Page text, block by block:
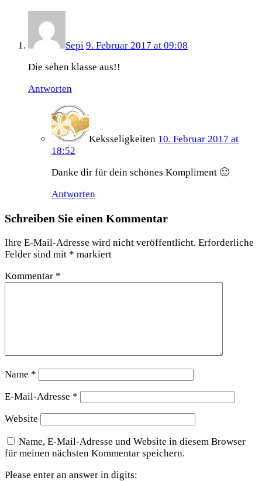
Sepi 9. Februar 2017 at 09:08
Die sehen klasse aus!!
Antworten
Keksseligkeiten 10. Februar 2017 at
18:52
Danke dir für dein schönes Kompliment 🙂
Antworten
Schreiben Sie einen Kommentar
Ihre E-Mail-Adresse wird nicht veröffentlicht. Erforderliche
Felder sind mit * markiert
Kommentar *
Name *
E-Mail-Adresse *
Website
Name, E-Mail-Adresse und Website in diesem Browser
für meinen nächsten Kommentar speichern.
Please enter an answer in digits: